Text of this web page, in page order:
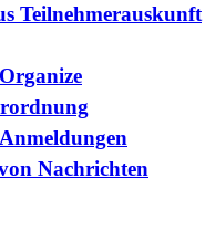
Teilnehmerauskunft
Nachrichten